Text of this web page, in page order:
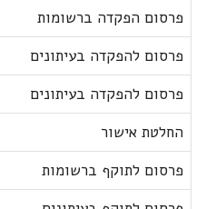
פרסום הפקדה ברשומות
פרסום להפקדה בעיתונים
פרסום להפקדה בעיתונים
החלטת אישור
פרסום לתוקף ברשומות